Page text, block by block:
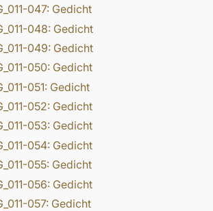
047: Gedicht
048: Gedicht
049: Gedicht
050: Gedicht
051: Gedicht
052: Gedicht
053: Gedicht
054: Gedicht
055: Gedicht
056: Gedicht
057: Gedicht